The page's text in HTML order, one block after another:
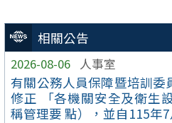
相關公告
2026-08-06 人事室
有關公務人員保障暨培訓委
修正 「各機關安全及衛生
稱管理要 點），並自115年